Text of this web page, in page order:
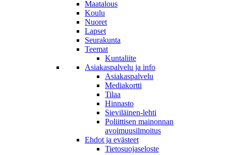
Maatalous
Koulu
Nuoret
Lapset
Seurakunta
Teemat
Kuntaliite
Asiakaspalvelu ja info
Asiakaspalvelu
Mediakortti
Tilaa
Hinnasto
Sieviläinen-lehti
Poliittisen mainonnan
avoimuusilmoitus
Ehdot ja evästeet
Tietosuojaseloste